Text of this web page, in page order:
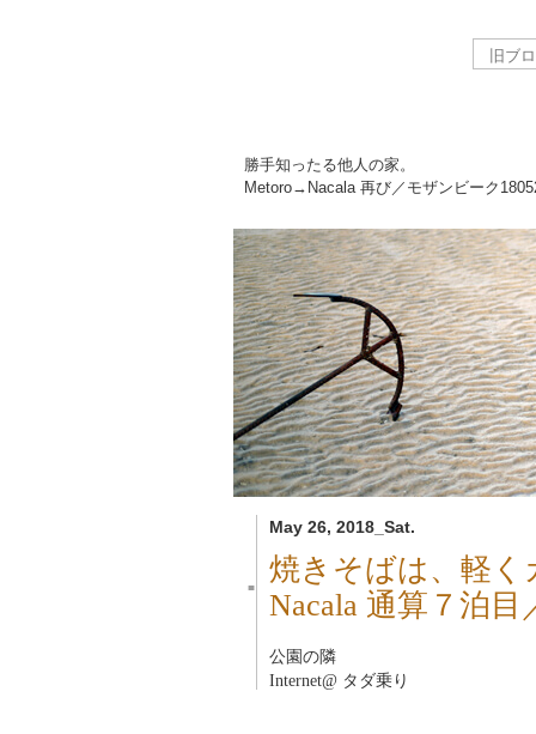
勝手知ったる他人の家。
Metoro→Nacala 再び／モザンビーク
May 26, 2018_Sat.
■
焼きそばは、軽く
Nacala 通算７泊
公園の隣
Internet@ タダ乗り